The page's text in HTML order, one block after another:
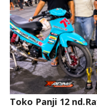
Toko Panji 12